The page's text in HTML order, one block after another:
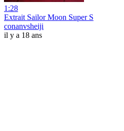
1:28
Extrait Sailor Moon Super S
conanvsheiji
il y a 18 ans